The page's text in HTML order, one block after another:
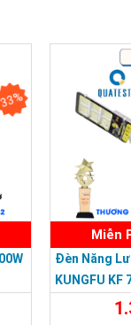
Miễn
Đèn Năng
KUNGFU KF